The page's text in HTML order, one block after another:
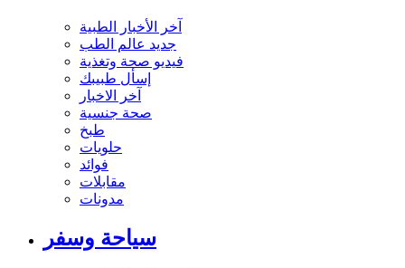
آخر الأخبار الطبية
جديد عالم الطب
فيديو صحة وتغذية
إسأل طبيبك
آخر الاخبار
صحة جنسية
طبخ
حلويات
فوائد
مقابلات
مدونات
سياحة وسفر